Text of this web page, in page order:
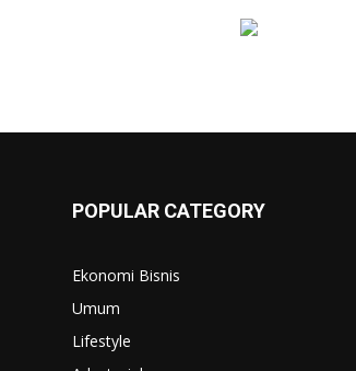
POPULAR CATEGORY
Ekonomi Bisnis
Umum
Lifestyle